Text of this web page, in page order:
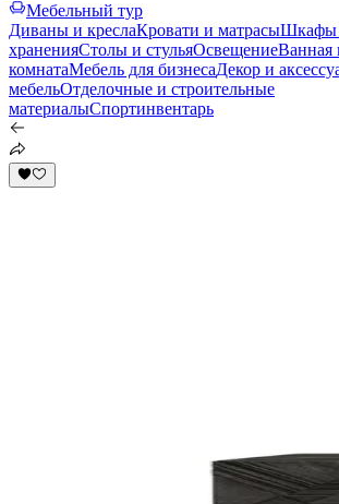
Мебельный тур
Диваны и креслаКровати и матрасыШкафы
храненияСтолы и стульяОсвещениеВанная
комнатаМебель для бизнесаДекор и
мебельОтделочные и строительные
материалыСпортинвентарь